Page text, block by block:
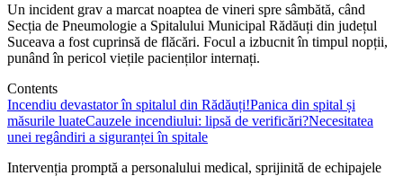
Un incident grav a marcat noaptea de vineri spre sâmbătă, când
Secția de Pneumologie a Spitalului Municipal Rădăuți din județul
Suceava a fost cuprinsă de flăcări. Focul a izbucnit în timpul nopții,
punând în pericol viețile pacienților internați.
Contents
Incendiu devastator în spitalul din Rădăuți!Panica din spital și
măsurile luateCauzele incendiului: lipsă de verificări?Necesitatea
unei regândiri a siguranței în spitale
Intervenția promptă a personalului medical, sprijinită de echipajele